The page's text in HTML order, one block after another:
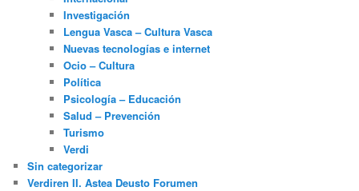
Investigación
Lengua Vasca – Cultura Vasca
Nuevas tecnologías e internet
Ocio – Cultura
Política
Psicología – Educación
Salud – Prevención
Turismo
Verdi
Sin categorizar
Verdiren II. Astea Deusto Forumen